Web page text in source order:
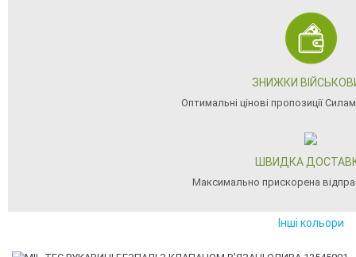
ЗНИЖКИ
Оптимальні цінові пропозиції
ШВИДКА
Максимально прискорена
Інші кольори